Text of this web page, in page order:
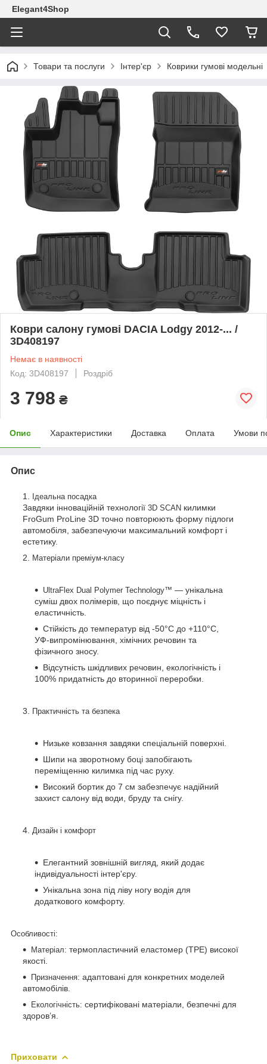
Elegant4Shop
Товари та послуги Інтер'єр Коврики гумові модельні
Коври салону гумові DACIA Lodgy 2012-... /
3D408197
Немає в наявності
Код: 3D408197
Роздріб
3 798 ₴
Опис Характеристики Доставка Оплата Умови
Опис
Ідеальна посадка
Завдяки інноваційній технології 3D SCAN килимки
FroGum ProLine 3D точно повторюють форму підлоги
автомобіля, забезпечуючи максимальний комфорт і
естетику.
Матеріали преміум-класу
UltraFlex Dual Polymer Technology™ — унікальна
суміш двох полімерів, що поєднує міцність і
еластичність.
Стійкість до температур від -50°С до +110°С,
УФ-випромінювання, хімічних речовин та
фізичного зносу.
Відсутність шкідливих речовин, екологічність і
100% придатність до вторинної переробки.
Практичність та безпека
Низьке ковзання завдяки спеціальній поверхні.
Шипи на зворотному боці запобігають
переміщенню килимка під час руху.
Високий бортик до 7 см забезпечує надійний
захист салону від води, бруду та снігу.
Дизайн і комфорт
Елегантний зовнішній вигляд, який додає
індивідуальності інтер'єру.
Унікальна зона під ліву ногу водія для
додаткового комфорту.
Особливості:
Матеріал: термопластичний еластомер (TPE) високої
якості.
Призначення: адаптовані для конкретних моделей
автомобілів.
Екологічність: сертифіковані матеріали, безпечні для
здоров’я.
Приховати